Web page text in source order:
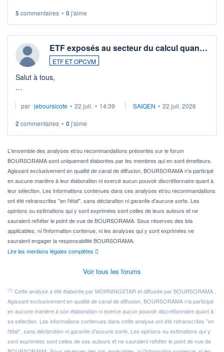
5 commentaires • 0j'aime
ETF exposés au secteur du calcul quan…
ETF ET OPCVM
Salut à tous,
via un ETF plutôt que des actions individuelles.
Idéalement, je voudrais qu'il soit éligible au PEA.
Pour l' ...
par jeboursicote • 22 juil. • 14:39 SAIQEN • 22 juil. 2026
2 commentaires • 0j'aime
L'ensemble des analyses et/ou recommandations présentes sur le forum
BOURSORAMA sont uniquement élaborées par les membres qui en sont émetteurs.
Agissant exclusivement en qualité de canal de diffusion, BOURSORAMA n'a participé
en aucune manière à leur élaboration ni exercé aucun pouvoir discrétionnaire quant à
leur sélection. Les informations contenues dans ces analyses et/ou recommandations
ont été retranscrites "en l'état", sans déclaration ni garantie d'aucune sorte. Les
opinions ou estimations qui y sont exprimées sont celles de leurs auteurs et ne
sauraient refléter le point de vue de BOURSORAMA. Sous réserves des lois
applicables, ni l'information contenue, ni les analyses qui y sont exprimées ne
sauraient engager la responsabilité BOURSORAMA.
Lire les mentions légales complètes
Voir tous les forums
(1) Cette analyse a été élaborée par MORNINGSTAR et diffusée par BOURSORAMA .
Agissant exclusivement en qualité de canal de diffusion, BOURSORAMA n'a participé
en aucune manière à son élaboration ni exercé aucun pouvoir discrétionnaire quant à
sa sélection. Les informations contenues dans cette analyse ont été retranscrites "en
l'état", sans déclaration ni garantie d'aucune sorte. Les opinions ou estimations qui y
sont exprimées sont celles de ses auteurs et ne sauraient refléter le point de vue de